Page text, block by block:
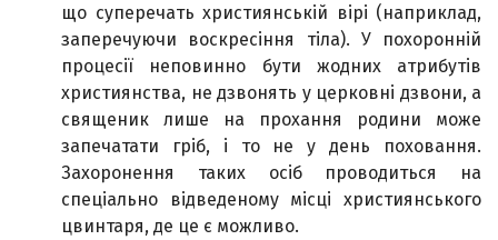
що суперечать християнській вірі (наприклад,
заперечуючи воскресіння тіла). У похоронній
процесії неповинно бути жодних атрибутів
християнства, не дзвонять у церковні дзвони, а
священик лише на прохання родини може
запечатати гріб, і то не у день поховання.
Захоронення таких осіб проводиться на
спеціально відведеному місці християнського
цвинтаря, де це є можливо.